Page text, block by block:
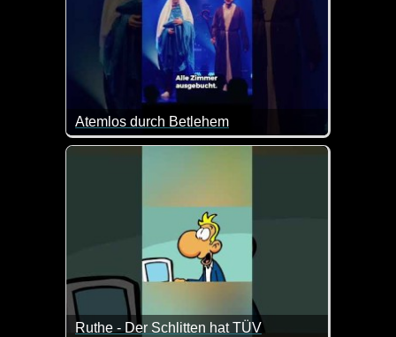
Atemlos durch Betlehem
Wenn dieser Song nicht lustig ist. Klasse Text :-)
Ruthe - Der Schlitten hat TÜV